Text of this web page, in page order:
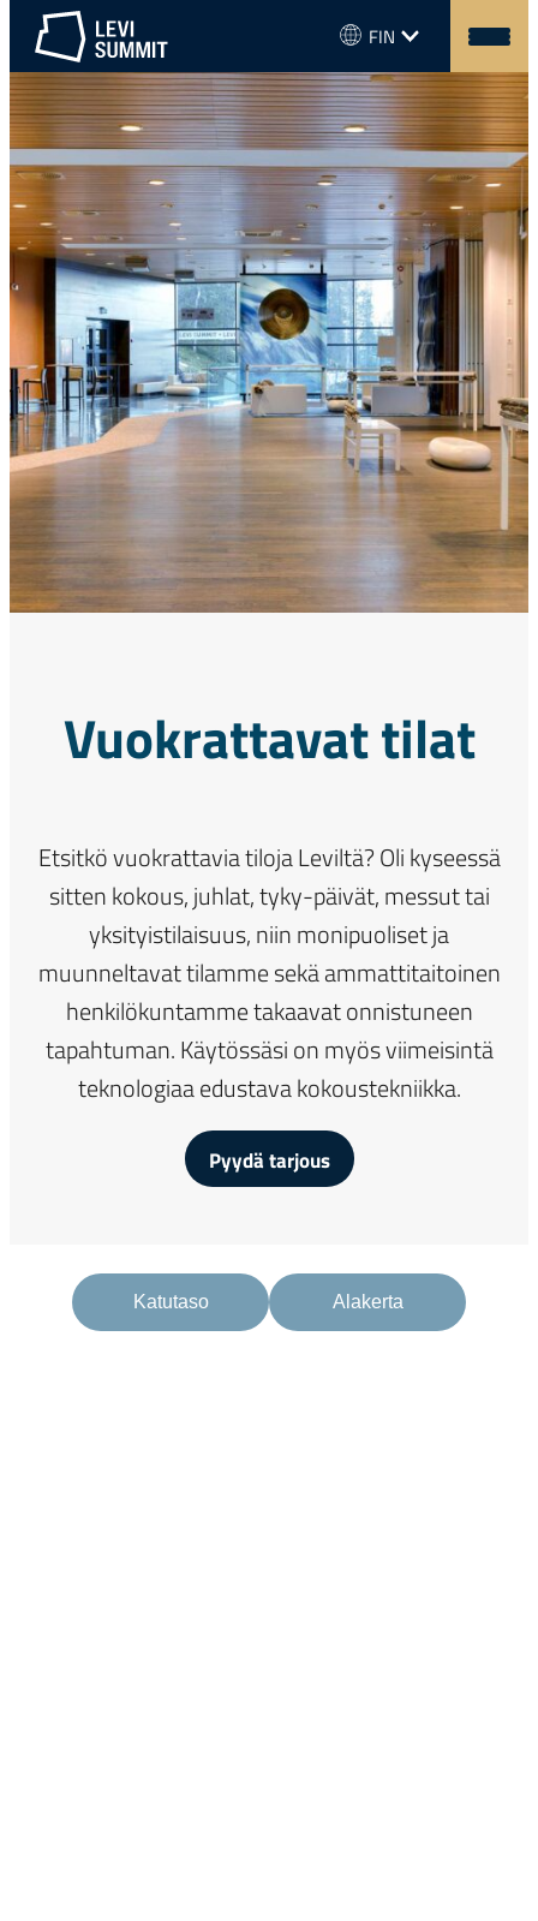
Siirry
sisältöön
Levi
Summit
Kielivalikko
FIN
Vuokrattavat tilat
Etsitkö vuokrattavia tiloja Leviltä? Oli kyseessä
sitten kokous, juhlat, tyky-päivät, messut tai
yksityistilaisuus, niin monipuoliset ja
muunneltavat tilamme sekä ammattitaitoinen
henkilökuntamme takaavat onnistuneen
tapahtuman. Käytössäsi on myös viimeisintä
teknologiaa edustava kokoustekniikka.
Pyydä tarjous
Katutaso Alakerta